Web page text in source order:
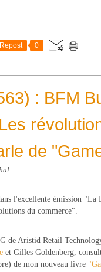
Repost 0
: BFM
de
l'excellente émission
du commerce".
de Aristid Retail
et Gilles Goldenberg,
de mon nouveau livre